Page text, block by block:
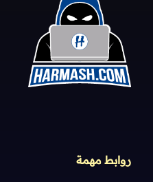
روابط مهمة